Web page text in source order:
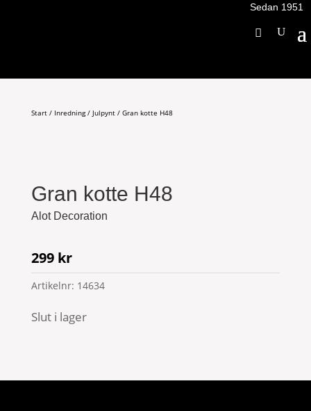
Sedan 1951
Start/ Inredning/ Julpynt/ Gran kotte H48
Gran kotte H48
Alot Decoration
299 kr
Artikelnr: 14634
Slut i lager